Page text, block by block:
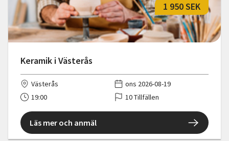
Keramik i Västerås
1 950 SEK
Västerås
ons 2026-08-19
19:00
10 Tillfällen
Läs mer och anmäl